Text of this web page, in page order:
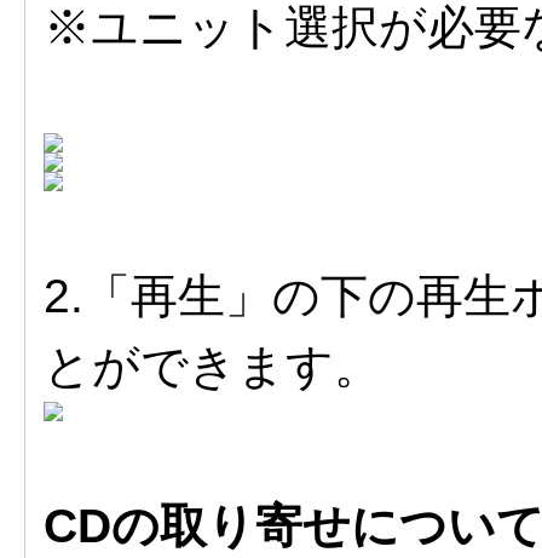
※ユニット選択が必要
2.「再生」の下の再生
とができます。
CDの取り寄せについ